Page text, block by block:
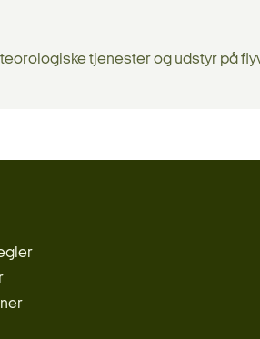
tjenester og udstyr på